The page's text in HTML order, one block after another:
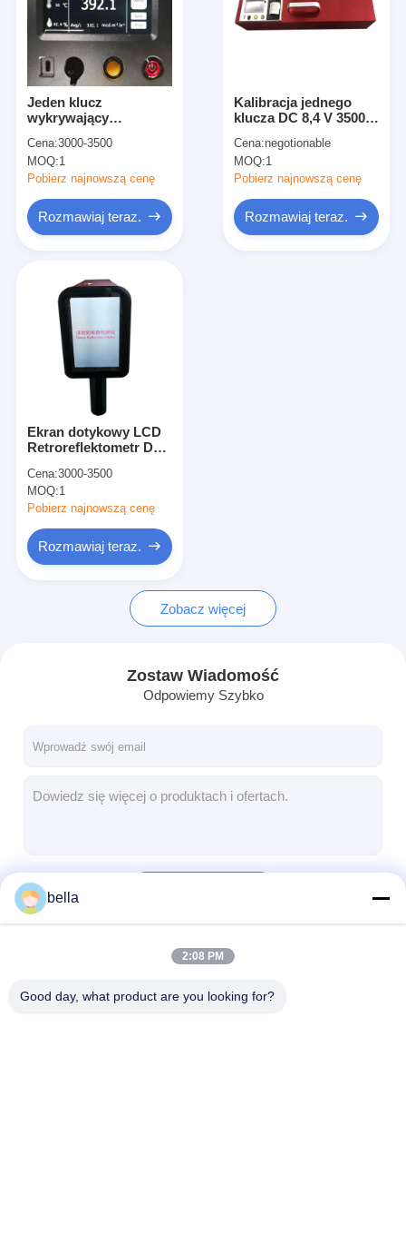
Pokaz VR
O nas
Wycieczka po fabryce
Kontrola jakości
Skontaktuj się z nami
Aktualności
Miernik retroreflektora
Retroreflektometr do znakowania nawierzchni
Znak retroreflektometr
Miernik odblaskowy
Miernik grubości znakowania dróg
Przenośny retroreflektometr
Oznaczenia odblaskowe
Naklejki odblaskowe
Jeden klucz
wykrywający
Retroreflektometr
340mm x 95mm
Cena:3000-3500
MOQ:1
Pobierz najnowszą cenę
Rozmawiaj teraz.
Kalibracja jednego
klucza DC 8,4 V 3500
retroreflektora do
oznaczeń drogowych
Cena:negotionable
MOQ:1
Pobierz najnowszą cenę
Rozmawiaj teraz.
Ekran dotykowy LCD
Retroreflektometr DC
dróg Odblaskowe logo
Cena:3000-3500
MOQ:1
Pobierz najnowszą cenę
Rozmawiaj teraz.
Zobacz więcej
Zostaw Wiadomość
Odpowiemy Szybko
bella
2:08 PM
Good day, what product are you looking for?